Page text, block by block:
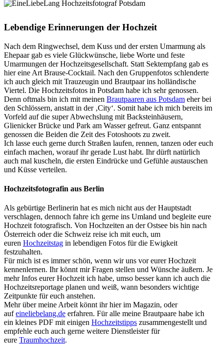
Lebendige Erinnerungen der Hochzeit
Nach dem Ringwechsel, dem Kuss und der ersten Umarmung als
Ehepaar gab es viele Glückwünsche, liebe Worte und feste
Umarmungen der Hochzeitsgesellschaft. Statt Sektempfang gab es
hier eine Art Brause-Cocktail. Nach den Gruppenfotos schlenderte
ich auch gleich mit Trauzeugin und Brautpaar ins holländische
Viertel. Die Hochzeitsfotos in Potsdam habe ich sehr genossen.
Denn oftmals bin ich mit meinen Brautpaaren aus Potsdam eher bei
den Schlössern, anstatt in der ‚City‘. Somit habe ich mich bereits im
Vorfeld auf die super Abwechslung mit Backsteinhäusern,
Glienicker Brücke und Park am Wasser gefreut. Ganz entspannt
genossen die Beiden die Zeit des Fotoshoots zu zweit.
Ich lasse euch gerne durch Straßen laufen, rennen, tanzen oder euch
einfach machen, worauf ihr gerade Lust habt. Ihr dürft natürlich
auch mal kuscheln, die ersten Eindrücke und Gefühle austauschen
und Küsse verteilen.
Hochzeitsfotografin aus Berlin
Als gebürtige Berlinerin hat es mich nicht aus der Hauptstadt
verschlagen, dennoch fahre ich gerne ins Umland und begleite eure
Hochzeit fotografisch. Von Hochzeiten an der Ostsee bis hin nach
Österreich oder die Schweiz reise ich mit euch, um
euren Hochzeitstag in lebendigen Fotos für die Ewigkeit
festzuhalten.
Für mich ist es immer schön, wenn wir uns vor eurer Hochzeit
kennenlernen. Ihr könnt mir Fragen stellen und Wünsche äußern. Je
mehr Infos eurer Hochzeit ich habe, umso besser kann ich auch die
Hochzeitsreportage planen und weiß, wann besonders wichtige
Zeitpunkte für euch anstehen.
Mehr über meine Arbeit könnt ihr hier im Magazin, oder
auf eineliebelang.de erfahren. Für alle meine Brautpaare habe ich
ein kleines PDF mit einigen Hochzeitstipps zusammengestellt und
empfehle euch auch gerne weitere Dienstleister für
eure Traumhochzeit.